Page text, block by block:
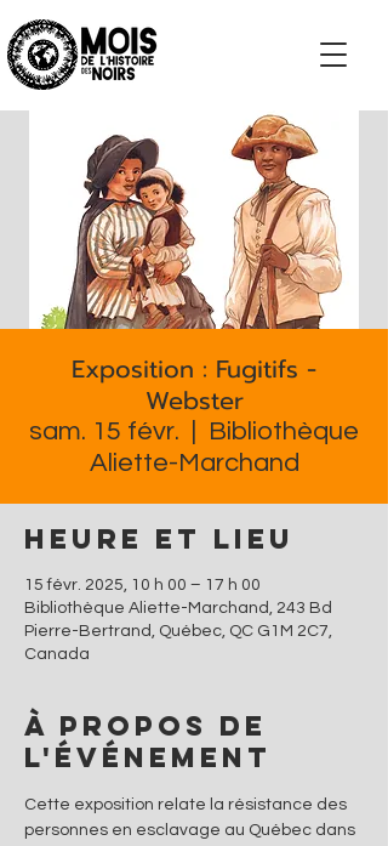
S'impliquer
Exposition : Fugitifs -
Webster
sam. 15 févr.
Bibliothèque
Aliette-Marchand
Heure et lieu
15 févr. 2025, 10 h 00 – 17 h 00
Bibliothèque Aliette-Marchand, 243 Bd
Pierre-Bertrand, Québec, QC G1M 2C7,
Canada
À propos de
l'événement
Cette exposition relate la résistance des
personnes en esclavage au Québec dans